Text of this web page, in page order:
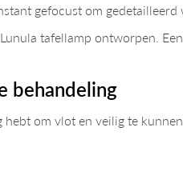
gefocust om
tafellamp ontworpen.
behandeling
om vlot en veilig te